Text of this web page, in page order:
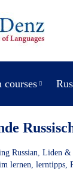
courses
Russian, Liden &
lernen, lerntipps,